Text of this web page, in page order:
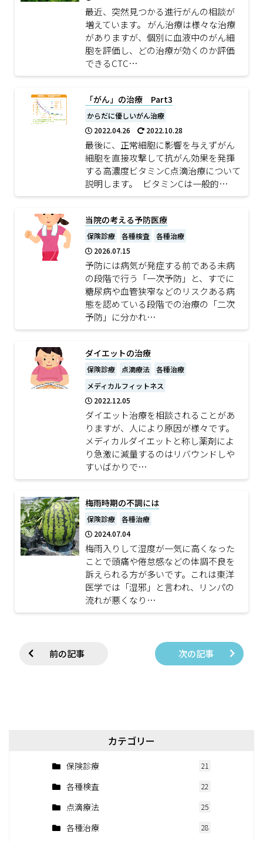
最近、突然見つかる進行がんの相談が
増えています。 がん治療は様々な治療
がありますが、個別に血液中のがん細
胞を評価し、どの治療が効くのか評価
できるCTC…
「がん」の治療 Part3
からだに優しいがん治療
2022.04.26
2022.10.28
最後に、正常細胞に影響を与えずがん
細胞を直接攻撃して抗がん効果を発揮
する高濃度ビタミンC点滴治療について
説明します。 ビタミンCは一般的…
当院の考える予防医療
保険診療 各種検査
各種治療
2026.07.15
予防には病気が発症する前である未病
の段階で行う「一次予防」と、すでに
糖尿病や血管狭窄などのリスクある病
態を認めている段階での治療の「二次
予防」に分かれ…
ダイエットの治療
保険診療 点滴療法
各種治療
メディカルフィットネス
2022.12.05
ダイエット治療を相談されることがあ
りますが、人により原因が様々です。
メディカルダイエットと称し薬剤によ
り急激に減量するのはリバウンドしや
すいばかりで…
梅雨時期の不調には
保険診療
各種治療
2024.07.04
梅雨入りして湿度が一気に高くなった
ことで頭痛や倦怠感などの体調不良を
訴えられる方が多いです。これは東洋
医学では「湿邪」と言われ、リンパの
流れが悪くなり…
前の記事 次の記事
カテゴリー
保険診療 21
各種検査 22
点滴療法 25
各種治療 28